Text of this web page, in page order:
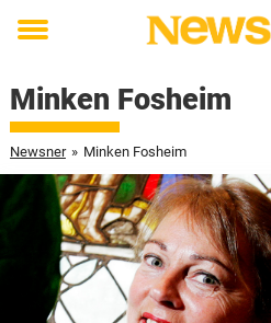
Toggle
Minken Fosheim
Newsner » Minken Fosheim